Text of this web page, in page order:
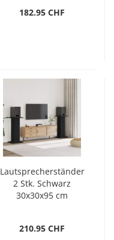
182.95 CHF
Lautsprecherständer
2 Stk. Schwarz
30x30x95 cm
210.95 CHF